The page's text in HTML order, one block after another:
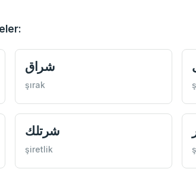
شراق
şırak
شرتلك
şiretlik